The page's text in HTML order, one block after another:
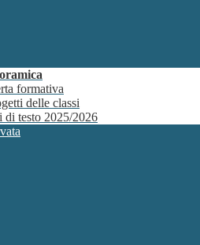
formativa
delle classi
di testo 2025/2026